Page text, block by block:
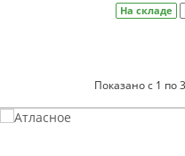
На складе
Показано с 1 по